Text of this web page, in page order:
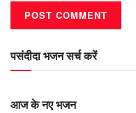
पसंदीदा भजन सर्च करें
आज के नए भजन